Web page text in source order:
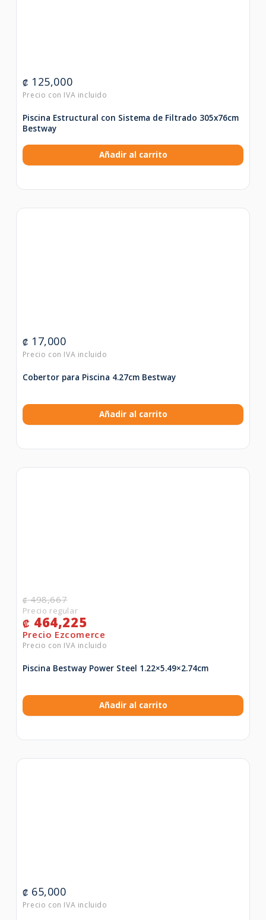
₡ 125,000
Piscina Estructural con Sistema de Filtrado 305x76cm
Bestway
Añadir al carrito
₡ 17,000
Cobertor para Piscina 4.27cm Bestway
Añadir al carrito
₡498,667
₡ 464,225
Piscina Bestway Power Steel 1.22×5.49×2.74cm
Añadir al carrito
₡ 65,000